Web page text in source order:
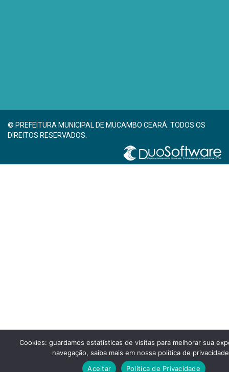
© PREFEITURA MUNICIPAL DE MUCAMBO CEARÁ. TODOS OS
DIREITOS RESERVADOS.
Cookies: guardamos estatísticas de visitas para melhorar sua
navegação, saiba mais em nossa política de
Aceitar
Política de Privacidade